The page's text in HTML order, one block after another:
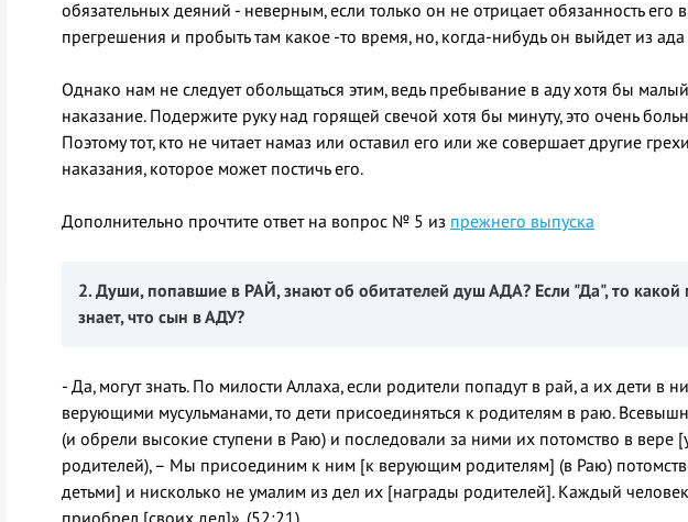
обязательных деяний - неверным, если только он не отрицает обязанность его
прегрешения и пробыть там какое -то время, но, когда-нибудь он выйдет из ада
Однако нам не следует обольщаться этим, ведь пребывание в аду хотя бы
наказание. Подержите руку над горящей свечой хотя бы минуту, это очень
Поэтому тот, кто не читает намаз или оставил его или же совершает другие
наказания, которое может постичь его.
Дополнительно прочтите ответ на вопрос № 5 из прежнего выпуска
2. Души, попавшие в РАЙ, знают об обитателей душ АДА? Если "Да", то какой
знает, что сын в АДУ?
- Да, могут знать. По милости Аллаха, если родители попадут в рай, а их дети в
верующими мусульманами, то дети присоединяться к родителям в раю.
(и обрели высокие ступени в Раю) и последовали за ними их потомство в вере
родителей), – Мы присоединим к ним [к верующим родителям] (в Раю)
детьми] и нисколько не умалим из дел их [награды родителей]. Каждый человек